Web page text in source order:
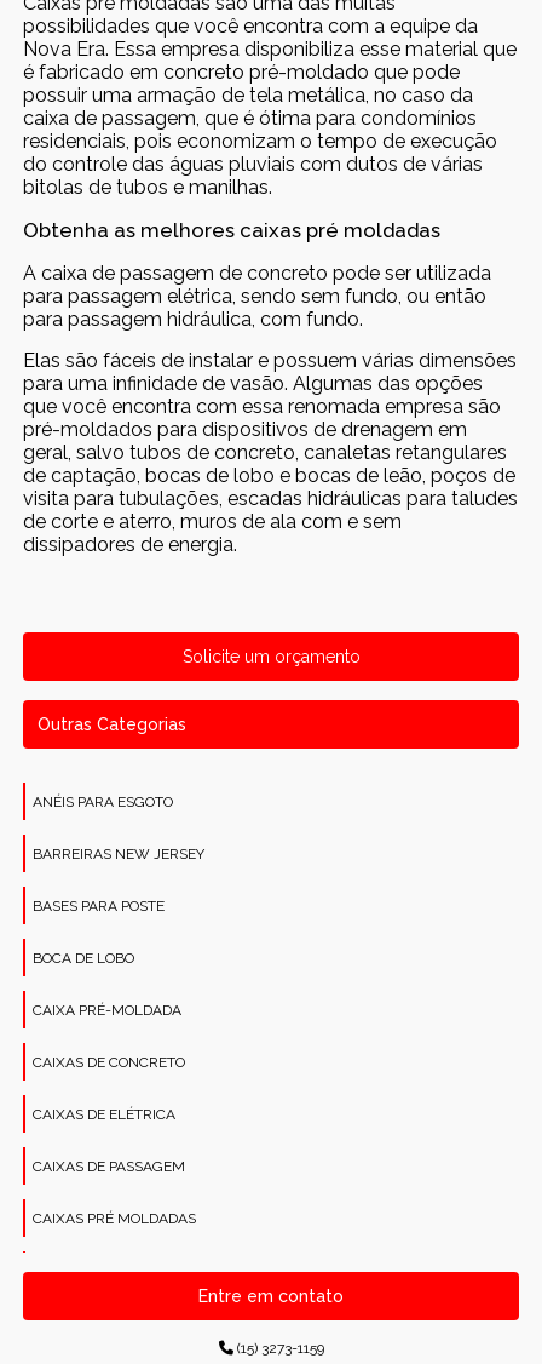
possibilidades que você encontra com a equipe da
Nova Era. Essa empresa disponibiliza esse material que
é fabricado em concreto pré-moldado que pode
possuir uma armação de tela metálica, no caso da
caixa de passagem, que é ótima para condomínios
residenciais, pois economizam o tempo de execução
do controle das águas pluviais com dutos de várias
bitolas de tubos e manilhas.
Obtenha as melhores caixas pré moldadas
A caixa de passagem de concreto pode ser utilizada
para passagem elétrica, sendo sem fundo, ou então
para passagem hidráulica, com fundo.
Elas são fáceis de instalar e possuem várias dimensões
para uma infinidade de vasão. Algumas das opções
que você encontra com essa renomada empresa são
pré-moldados para dispositivos de drenagem em
geral, salvo tubos de concreto, canaletas retangulares
de captação, bocas de lobo e bocas de leão, poços de
visita para tubulações, escadas hidráulicas para taludes
de corte e aterro, muros de ala com e sem
dissipadores de energia.
Solicite um orçamento
Outras Categorias
ANÉIS PARA ESGOTO
BARREIRAS NEW JERSEY
BASES PARA POSTE
BOCA DE LOBO
CAIXA PRÉ-MOLDADA
CAIXAS DE CONCRETO
CAIXAS DE ELÉTRICA
CAIXAS DE PASSAGEM
CAIXAS PRÉ MOLDADAS
CANALETAS PRÉ-MOLDADAS RETANGULARES
CONCRETO PARA CONSTRUÇÕES
Entre em contato
(15) 3273-1159